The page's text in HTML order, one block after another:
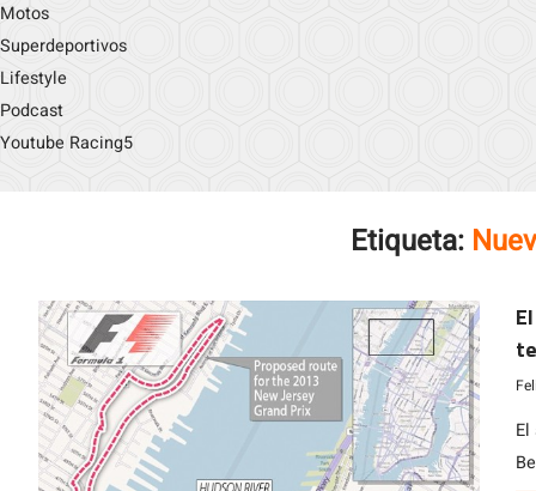
Motos
Superdeportivos
Lifestyle
Podcast
Youtube Racing5
Etiqueta: